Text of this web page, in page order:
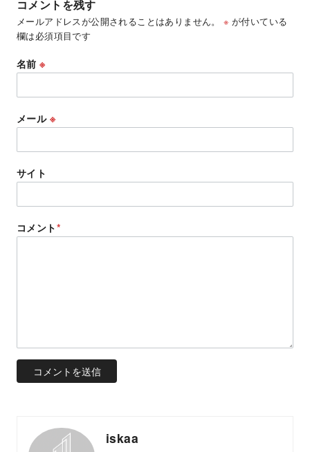
コメントを残す
メールアドレスが公開されることはありません。 ※ が付いている
欄は必須項目です
名前※
メール ※
サイト
コメント*
iskaa